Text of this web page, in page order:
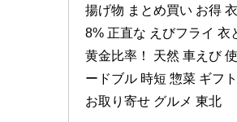
揚げ物 まとめ買い お得
8% 正直な えびフライ 衣
黄金比率！ 天然 車えび
ードブル 時短 惣菜 ギフ
お取り寄せ グルメ 東北